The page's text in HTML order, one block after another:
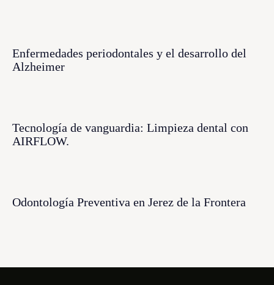
Enfermedades periodontales y el desarrollo del
Alzheimer
Tecnología de vanguardia: Limpieza dental con
AIRFLOW.
Odontología Preventiva en Jerez de la Frontera